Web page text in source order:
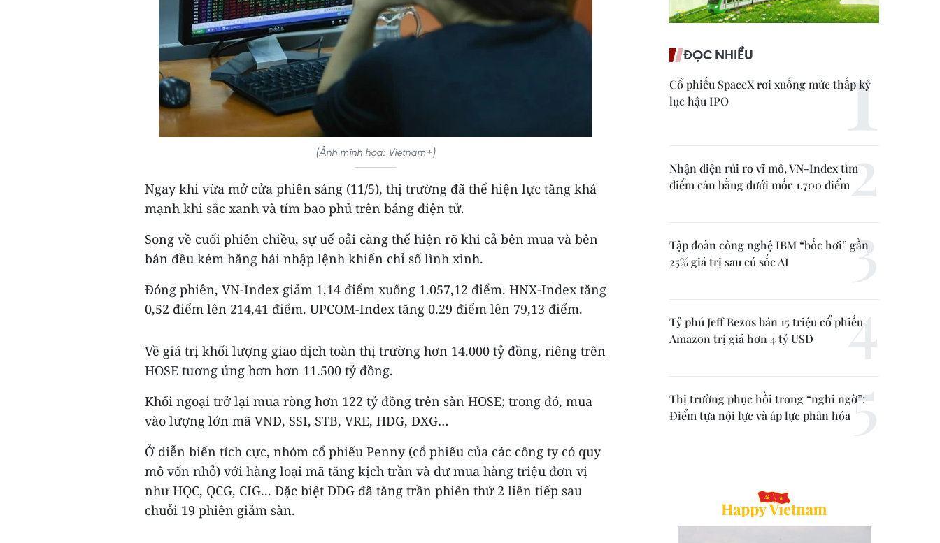
(Ảnh minh họa: Vietnam+)
Ngay khi vừa mở cửa phiên sáng (11/5), thị trường đã thể hiện lực tăng khá
mạnh khi sắc xanh và tím bao phủ trên bảng điện tử.
Song về cuối phiên chiều, sự uể oải càng thể hiện rõ khi cả bên mua và bên
bán đều kém hăng hái nhập lệnh khiến chỉ số lình xình.
Đóng phiên, VN-Index giảm 1,14 điểm xuống 1.057,12 điểm. HNX-Index tăng
0,52 điểm lên 214,41 điểm. UPCOM-Index tăng 0.29 điểm lên 79,13 điểm.
Về giá trị khối lượng giao dịch toàn thị trường hơn 14.000 tỷ đồng, riêng trên
HOSE tương ứng hơn hơn 11.500 tỷ đồng.
Khối ngoại trở lại mua ròng hơn 122 tỷ đồng trên sàn HOSE; trong đó, mua
vào lượng lớn mã VND, SSI, STB, VRE, HDG, DXG…
Ở diễn biến tích cực, nhóm cổ phiếu Penny (cổ phiếu của các công ty có quy
mô vốn nhỏ) với hàng loại mã tăng kịch trần và dư mua hàng triệu đơn vị
như HQC, QCG, CIG... Đặc biệt DDG đã tăng trần phiên thứ 2 liên tiếp sau
chuỗi 19 phiên giảm sàn.
ĐỌC NHIỀU
Cổ phiếu SpaceX rơi xuống mức thấp kỷ
lục hậu IPO
Nhận diện rủi ro vĩ mô, VN-Index tìm
điểm cân bằng dưới mốc 1.700 điểm
Tập đoàn công nghệ IBM “bốc hơi” gần
25% giá trị sau cú sốc AI
Tỷ phú Jeff Bezos bán 15 triệu cổ phiếu
Amazon trị giá hơn 4 tỷ USD
Thị trường phục hồi trong “nghi ngờ”:
Điểm tựa nội lực và áp lực phân hóa